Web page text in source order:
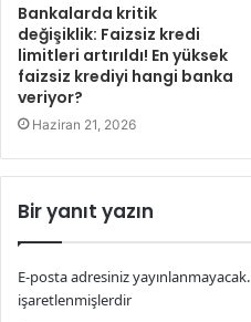
Bankalarda kritik
değişiklik: Faizsiz kredi
limitleri artırıldı! En yüksek
faizsiz krediyi hangi banka
veriyor?
Haziran 21, 2026
Bir yanıt yazın
E-posta adresiniz yayınlanmayacak.
işaretlenmişlerdir